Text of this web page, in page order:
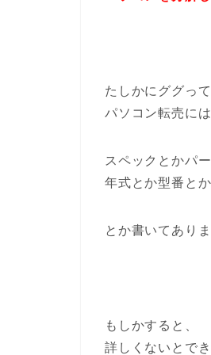
たしかにググっ
パソコン転売に
スペックとかパ
年式とか型番と
とか書いてありま
もしかすると、
詳しくないとで